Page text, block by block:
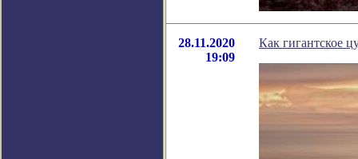
28.11.2020
19:09
Как гигантское